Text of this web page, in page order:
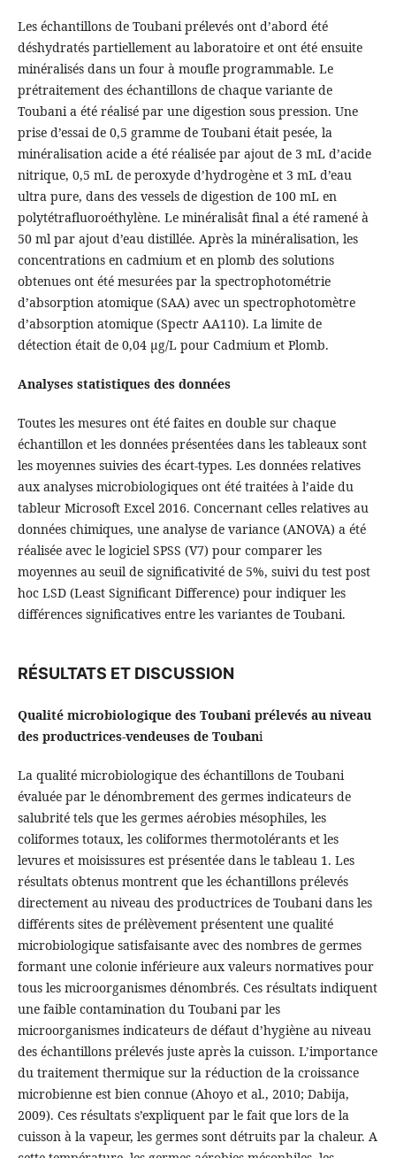
Les échantillons de Toubani prélevés ont d’abord été
déshydratés partiellement au laboratoire et ont été ensuite
minéralisés dans un four à moufle programmable. Le
prétraitement des échantillons de chaque variante de
Toubani a été réalisé par une digestion sous pression. Une
prise d’essai de 0,5 gramme de Toubani était pesée, la
minéralisation acide a été réalisée par ajout de 3 mL d’acide
nitrique, 0,5 mL de peroxyde d’hydrogène et 3 mL d’eau
ultra pure, dans des vessels de digestion de 100 mL en
polytétrafluoroéthylène. Le minéralisât final a été ramené à
50 ml par ajout d’eau distillée. Après la minéralisation, les
concentrations en cadmium et en plomb des solutions
obtenues ont été mesurées par la spectrophotométrie
d’absorption atomique (SAA) avec un spectrophotomètre
d’absorption atomique (Spectr AA110). La limite de
détection était de 0,04 µg/L pour Cadmium et Plomb.
Analyses statistiques des données
Toutes les mesures ont été faites en double sur chaque
échantillon et les données présentées dans les tableaux sont
les moyennes suivies des écart-types. Les données relatives
aux analyses microbiologiques ont été traitées à l’aide du
tableur Microsoft Excel 2016. Concernant celles relatives au
données chimiques, une analyse de variance (ANOVA) a été
réalisée avec le logiciel SPSS (V7) pour comparer les
moyennes au seuil de significativité de 5%, suivi du test post
hoc LSD (Least Significant Difference) pour indiquer les
différences significatives entre les variantes de Toubani.
RÉSULTATS ET DISCUSSION
Qualité microbiologique des Toubani prélevés au niveau
des productrices-vendeuses de Toubani
La qualité microbiologique des échantillons de Toubani
évaluée par le dénombrement des germes indicateurs de
salubrité tels que les germes aérobies mésophiles, les
coliformes totaux, les coliformes thermotolérants et les
levures et moisissures est présentée dans le tableau 1. Les
résultats obtenus montrent que les échantillons prélevés
directement au niveau des productrices de Toubani dans les
différents sites de prélèvement présentent une qualité
microbiologique satisfaisante avec des nombres de germes
formant une colonie inférieure aux valeurs normatives pour
tous les microorganismes dénombrés. Ces résultats indiquent
une faible contamination du Toubani par les
microorganismes indicateurs de défaut d’hygiène au niveau
des échantillons prélevés juste après la cuisson. L’importance
du traitement thermique sur la réduction de la croissance
microbienne est bien connue (Ahoyo et al., 2010; Dabija,
2009). Ces résultats s’expliquent par le fait que lors de la
cuisson à la vapeur, les germes sont détruits par la chaleur. A